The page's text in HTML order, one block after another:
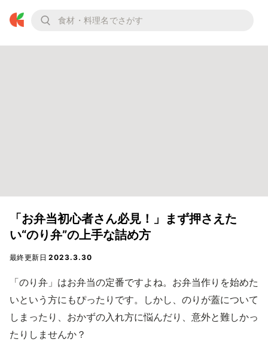
「お弁当初心者さん必見！」まず押さえた
い“のり弁”の上手な詰め方
最終更新日2023.3.30
「のり弁」はお弁当の定番ですよね。お弁当作りを始めた
いという方にもぴったりです。しかし、のりが蓋について
しまったり、おかずの入れ方に悩んだり、意外と難しかっ
たりしませんか？